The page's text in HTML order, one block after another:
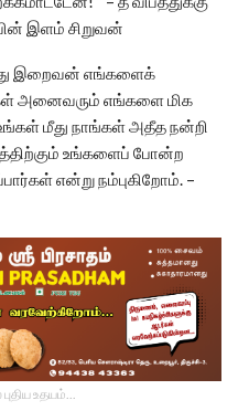
இளம் சிறுவன்
இறைவன் எங்களைக்
அனைவரும் எங்களை மிக
மீது நாங்கள் அதீத நன்றி
உங்களைப் போன்ற
என்று நம்புகிறோம். –
உதயம்...